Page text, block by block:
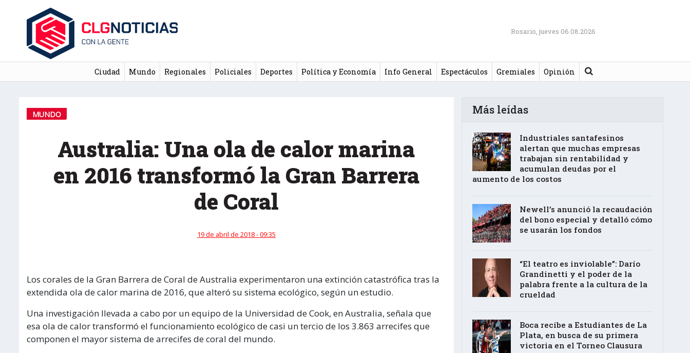
Rosario, jueves 06.08.2026
Ciudad Mundo Regionales Policiales Deportes Política y Economía Info General Espectáculos Gremiales Opinión Buscar
MUNDO
Australia: Una ola de calor marina
en 2016 transformó la Gran Barrera
de Coral
19 de abril de 2018 - 09:35
Los corales de la Gran Barrera de Coral de Australia experimentaron una extinción catastrófica tras la
extendida ola de calor marina de 2016, que alteró su sistema ecológico, según un estudio.
Una investigación llevada a cabo por un equipo de la Universidad de Cook, en Australia, señala que
esa ola de calor transformó el funcionamiento ecológico de casi un tercio de los 3.863 arrecifes que
componen el mayor sistema de arrecifes de coral del mundo.
Más leídas
Industriales santafesinos
alertan que muchas empresas
trabajan sin rentabilidad y
acumulan deudas por el
aumento de los costos
Newell’s anunció la recaudación
del bono especial y detalló cómo
se usarán los fondos
“El teatro es inviolable”: Darío
Grandinetti y el poder de la
palabra frente a la cultura de la
crueldad
Boca recibe a Estudiantes de La
Plata, en busca de su primera
victoria en el Torneo Clausura